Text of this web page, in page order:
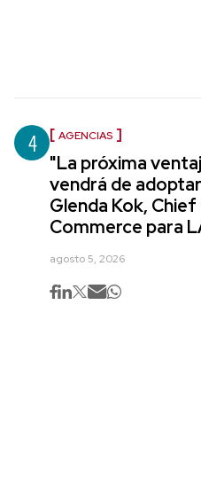
4 AGENCIAS
"La próxima
vendrá de
Glenda Kok,
Commerce para
agosto 5, 2026